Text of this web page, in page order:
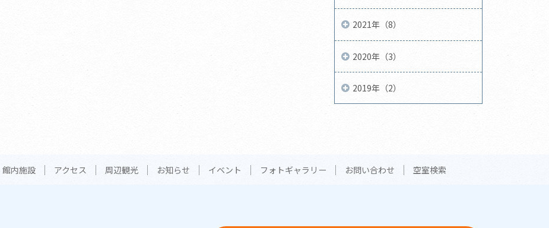
2021年（8）
2020年（3）
2019年（2）
館内施設 アクセス 周辺観光 お知らせ イベント フォトギャラリー お問い合わせ 空室検索